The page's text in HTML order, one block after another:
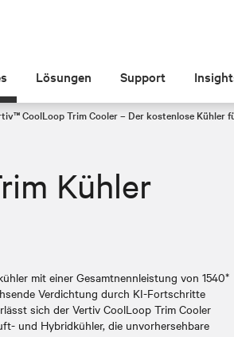
Lösungen Support
CoolLoop Trim Cooler – Der kostenlose Kühler
Kühler
mit einer Gesamtnennleistung von 1540*
Verdichtung durch KI-Fortschritte
sich der Vertiv CoolLoop Trim Cooler
und Hybridkühler, die unvorhersehbare